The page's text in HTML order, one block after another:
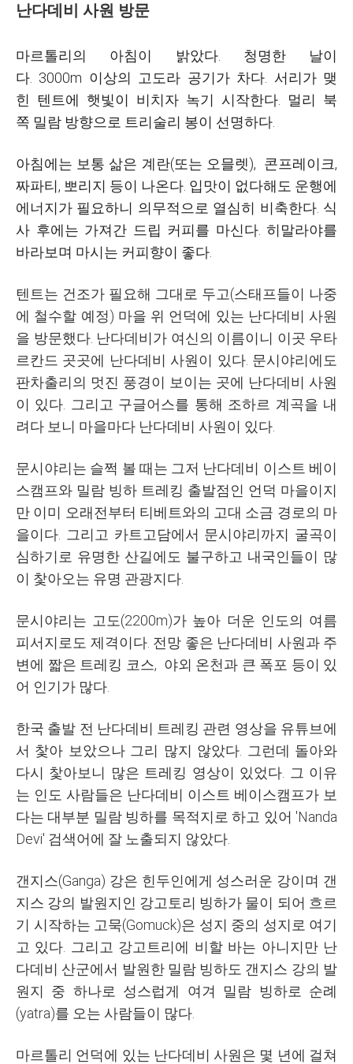
난다데비 사원 방문
마르톨리의 아침이 밝았다. 청명한 날이
다. 3000m 이상의 고도라 공기가 차다. 서리가 맺
힌 텐트에 햇빛이 비치자 녹기 시작한다. 멀리 북
쪽 밀람 방향으로 트리술리 봉이 선명하다.
아침에는 보통 삶은 계란(또는 오믈렛), 콘프레이크,
짜파티, 뽀리지 등이 나온다. 입맛이 없다해도 운행에
에너지가 필요하니 의무적으로 열심히 비축한다. 식
사 후에는 가져간 드립 커피를 마신다. 히말라야를
바라보며 마시는 커피향이 좋다.
텐트는 건조가 필요해 그대로 두고(스태프들이 나중
에 철수할 예정) 마을 위 언덕에 있는 난다데비 사원
을 방문했다. 난다데비가 여신의 이름이니 이곳 우타
르칸드 곳곳에 난다데비 사원이 있다. 문시야리에도
판차출리의 멋진 풍경이 보이는 곳에 난다데비 사원
이 있다. 그리고 구글어스를 통해 조하르 계곡을 내
려다 보니 마을마다 난다데비 사원이 있다.
문시야리는 슬쩍 볼 때는 그저 난다데비 이스트 베이
스캠프와 밀람 빙하 트레킹 출발점인 언덕 마을이지
만 이미 오래전부터 티베트와의 고대 소금 경로의 마
을이다. 그리고 카트고담에서 문시야리까지 굴곡이
심하기로 유명한 산길에도 불구하고 내국인들이 많
이 찿아오는 유명 관광지다.
문시야리는 고도(2200m)가 높아 더운 인도의 여름
피서지로도 제격이다. 전망 좋은 난다데비 사원과 주
변에 짧은 트레킹 코스, 야외 온천과 큰 폭포 등이 있
어 인기가 많다.
한국 출발 전 난다데비 트레킹 관련 영상을 유튜브에
서 찿아 보았으나 그리 많지 않았다.
그런데 돌아와
다시 찿아보니 많은 트레킹 영상이 있었다. 그 이유
는 인도 사람들은 난다데비 이스트 베이스캠프가 보
다는 대부분 밀람 빙하를 목적지로 하고 있어 'Nanda
Devi' 검색어에 잘 노출되지 않았다.
갠지스(Ganga) 강은 힌두인에게 성스러운 강이며 갠
지스 강의 발원지인 강고토리 빙하가 물이 되어 흐르
기 시작하는 고묵(Gomuck)은 성지 중의 성지로 여기
고 있다. 그리고 강고트리에 비할 바는 아니지만 난
다데비 산군에서 발원한 밀람 빙하도 갠지스 강의 발
원지 중 하나로 성스럽게 여겨 밀람 빙하로 순례
(yatra)를 오는 사람들이 많다.
마르톨리 언덕에 있는 난다데비 사원은 몇 년에 걸쳐